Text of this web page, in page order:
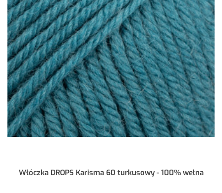
Włóczka DROPS Karisma 60 turkusowy - 100% wełna